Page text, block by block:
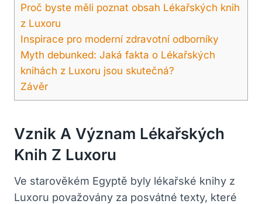
Proč byste měli poznat obsah Lékařských knih
z Luxoru
Inspirace pro moderní zdravotní odborníky
Myth debunked: Jaká fakta o Lékařských
knihách z Luxoru jsou skutečná?
Závěr
Vznik A Význam Lékařských
Knih Z Luxoru
Ve starověkém Egyptě byly lékařské knihy z
Luxoru považovány za posvátné texty, které